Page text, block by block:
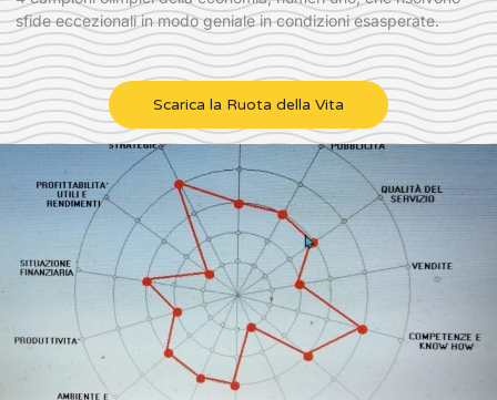
sfide eccezionali in modo geniale in condizioni esasperate.
Scarica la Ruota della Vita